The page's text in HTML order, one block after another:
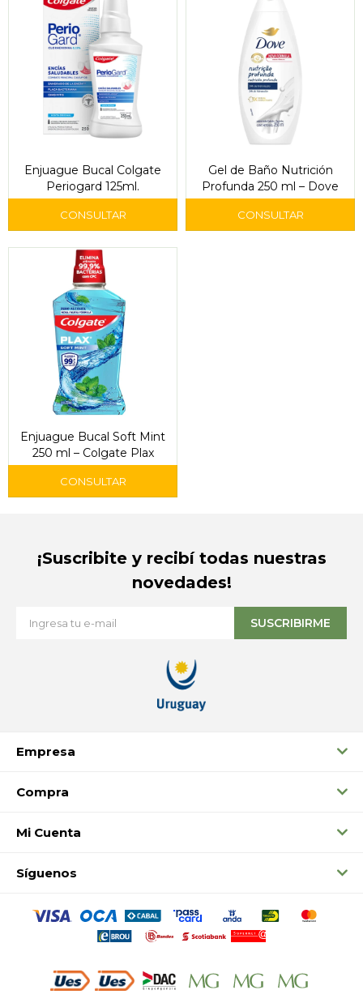
Enjuague Bucal Colgate
Periogard 125ml.
Gel de Baño Nutrición
Profunda 250 ml – Dove
Enjuague Bucal Soft Mint
250 ml – Colgate Plax
Empresa
Compra
Mi Cuenta
Síguenos
¡Suscribite y recibí todas nuestras
novedades!
SUSCRIBIRME